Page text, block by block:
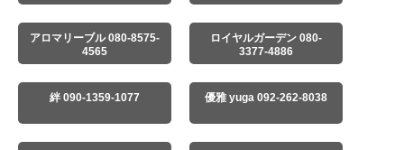
アロマリーブル 080-8575-
4565
ロイヤルガーデン 080-
3377-4886
絆 090-1359-1077 優雅 yuga 092-262-8038